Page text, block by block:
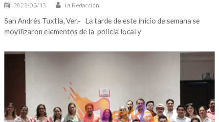
2022/06/13 La Redacción
San Andrés Tuxtla, Ver.- La tarde de este inicio de semana se
movilizaron elementos de la policía local y